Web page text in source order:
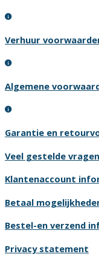
Verhuur
Algemene
Garantie en
Veel gestelde vragen
Klantenaccount
Betaal
Bestel-en verzend
Privacy statement